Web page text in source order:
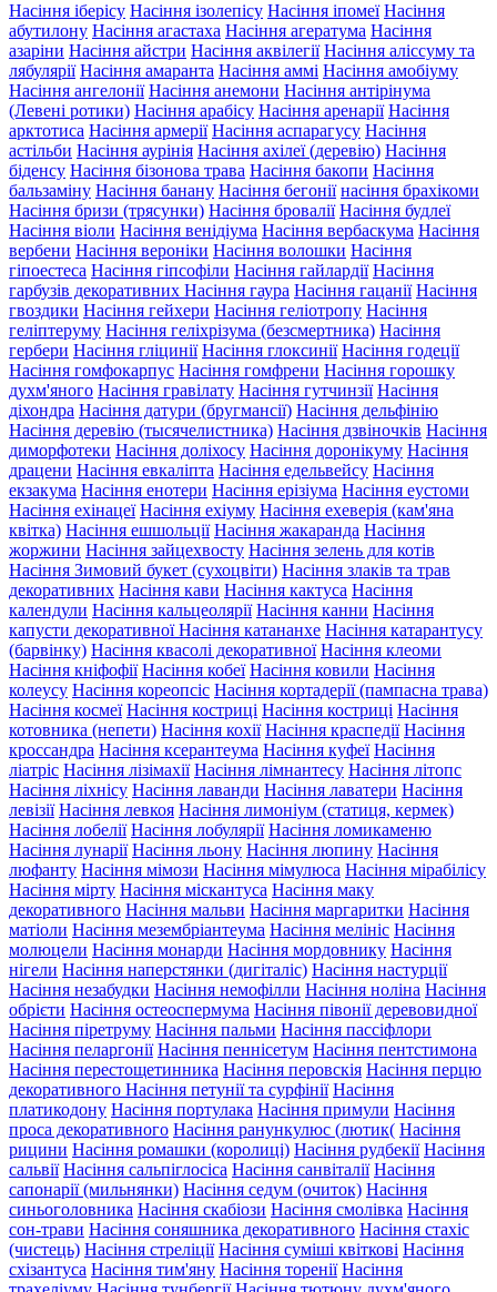
Насіння іберісу Насіння ізолепісу Насіння іпомеї Насіння
абутилону Насіння агастаха Насіння агератума Насіння
азаріни Насіння айстри Насіння аквілегії Насіння аліссуму та
лябулярії Насіння амаранта Насіння аммі Насіння амобіуму
Насіння ангелонії Насіння анемони Насіння антірінума
(Левені ротики) Насіння арабісу Насіння аренарії Насіння
арктотиса Насіння армерії Насіння аспарагусу Насіння
астільби Насіння аурінія Насіння ахілеї (деревію) Насіння
біденсу Насіння бізонова трава Насіння бакопи Насіння
бальзаміну Насіння банану Насіння бегонії насіння брахікоми
Насіння бризи (трясунки) Насіння бровалії Насіння будлеї
Насіння віоли Насіння венідіума Насіння вербаскума Насіння
вербени Насіння вероніки Насіння волошки Насіння
гіпоестеса Насіння гіпсофіли Насіння гайлардії Насіння
гарбузів декоративних Насіння гаура Насіння гацанії Насіння
гвоздики Насіння гейхери Насіння геліотропу Насіння
геліптеруму Насіння геліхрізума (безсмертника) Насіння
гербери Насіння гліцинії Насіння глоксинії Насіння годеції
Насіння гомфокарпус Насіння гомфрени Насіння горошку
духм'яного Насіння гравілату Насіння гутчинзії Насіння
діхондра Насіння датури (бругмансії) Насіння дельфінію
Насіння деревію (тысячелистника) Насіння дзвіночків Насіння
диморфотеки Насіння доліхосу Насіння доронікуму Насіння
драцени Насіння евкаліпта Насіння едельвейсу Насіння
екзакума Насіння енотери Насіння ерізіума Насіння еустоми
Насіння ехінацеї Насіння ехіуму Насіння ехеверія (кам'яна
квітка) Насіння ешшольції Насіння жакаранда Насіння
жоржини Насіння зайцехвосту Насіння зелень для котів
Насіння Зимовий букет (сухоцвіти) Насіння злаків та трав
декоративних Насіння кави Насіння кактуса Насіння
календули Насіння кальцеолярії Насіння канни Насіння
капусти декоративноїНасіння катананхе Насіння катарантусу
(барвінку) Насіння квасолі декоративної Насіння клеоми
Насіння кніфофії Насіння кобеї Насіння ковили Насіння
колеусу Насіння кореопсіс Насіння кортадерії (пампасна трава)
Насіння космеї Насіння костриці Насіння костриці Насіння
котовника (непети) Насіння кохії Насіння краспедії Насіння
кроссандра Насіння ксерантеума Насіння куфеї Насіння
ліатріс Насіння лізімахії Насіння лімнантесу Насіння літопс
Насіння ліхнісу Насіння лаванди Насіння лаватери Насіння
левізії Насіння левкоя Насіння лимоніум (статиця, кермек)
Насіння лобелії Насіння лобулярії Насіння ломикаменю
Насіння лунарії Насіння льону Насіння люпину Насіння
люфанту Насіння мімози Насіння мімулюса Насіння мірабілісу
Насіння мірту Насіння міскантуса Насіння маку
декоративного Насіння мальви Насіння маргаритки Насіння
матіоли Насіння мезембріантеума Насіння мелініс Насіння
молюцели Насіння монарди Насіння мордовнику Насіння
нігели Насіння наперстянки (дигіталіс) Насіння настурції
Насіння незабудки Насіння немофілли Насіння ноліна Насіння
обрієти Насіння остеоспермума Насіння півонії деревовидної
Насіння піретруму Насіння пальми Насіння пассіфлори
Насіння пеларгонії Насіння пеннісетум Насіння пентстимона
Насіння перестощетинника Насіння перовскія Насіння перцю
декоративного Насіння петунії та сурфінії Насіння
платикодону Насіння портулака Насіння примули Насіння
проса декоративного Насіння ранункулюс (лютик( Насіння
рицини Насіння ромашки (королиці) Насіння рудбекії Насіння
сальвії Насіння сальпіглосіса Насіння санвіталії Насіння
сапонарії (мильнянки) Насіння седум (очиток) Насіння
синьоголовника Насіння скабіози Насіння смолівка Насіння
сон-трави Насіння соняшника декоративного Насіння стахіс
(чистець) Насіння стреліції Насіння суміші квіткові Насіння
схізантуса Насіння тим'яну Насіння торенії Насіння